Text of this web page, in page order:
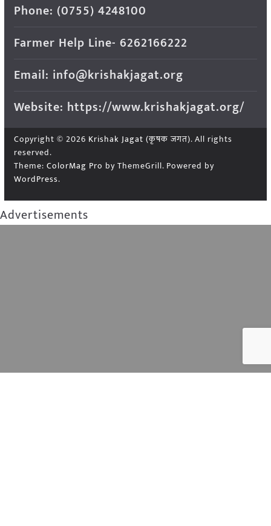
Phone: (0755) 4248100
Farmer Help Line- 6262166222
Email: info@krishakjagat.org
Website: https://www.krishakjagat.org/
Copyright © 2026 Krishak Jagat (कृषक जगत). All rights
reserved.
Theme: ColorMag Pro by ThemeGrill. Powered by
WordPress.
Advertisements